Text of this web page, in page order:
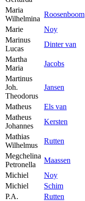
Maria
Wilhelmina
Roosenboom
Marie
Noy
Marinus
Lucas
Dinter van
Martha
Maria
Jacobs
Martinus
Joh.
Theodorus
Jansen
Matheus Els van
Matheus
Johannes
Kersten
Mathias
Wilhelmus
Rutten
Megchelina
Petronella
Maassen
Michiel
Noy
Michiel
Schim
P.A.
Rutten